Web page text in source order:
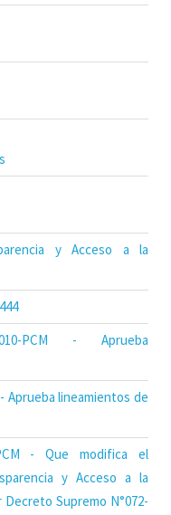
y Acceso a la
PCM - Aprueba
Aprueba lineamientos de
- Que modifica el
y Acceso a la
Supremo N°072-